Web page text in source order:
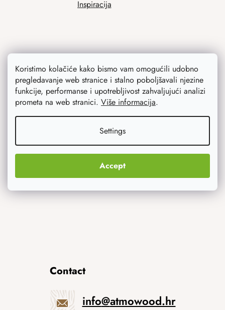
Koristimo kolačiće kako bismo vam omogućili udobno
pregledavanje web stranice i stalno poboljšavali njezine
funkcije, performanse i upotrebljivost zahvaljujući analizi
prometa na web stranici. Više informacija.
Settings
Accept
Inspiracija
Ono što vas najviše zanima
Originalni pokloni
Contact
info@atmowood.hr